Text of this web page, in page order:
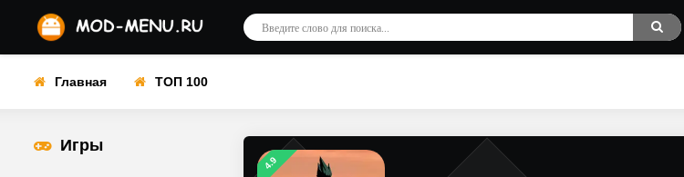
Главная ТОП 100
Игры
4.9